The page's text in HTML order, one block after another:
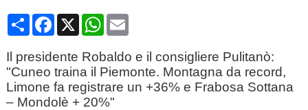
CondividiFacebook
X WhatsApp
Email
Il presidente Robaldo e il consigliere Pulitanò:
"Cuneo traina il Piemonte. Montagna da record,
Limone fa registrare un +36% e Frabosa Sottana
– Mondolè + 20%"